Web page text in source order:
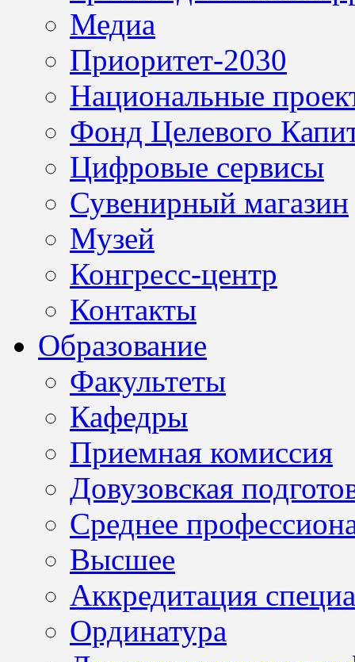
Медиа
Приоритет-2030
Национальные
Фонд Целевого
Цифровые сервисы
Сувенирный магазин
Музей
Конгресс-центр
Контакты
Образование
Факультеты
Кафедры
Приемная комиссия
Довузовская
Среднее
Высшее
Аккредитация
Ординатура